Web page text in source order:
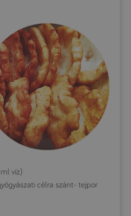
víz)
célra szánt- tejpor